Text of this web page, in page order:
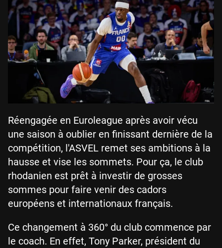
Réengagée en Euroleague après avoir vécu
une saison à oublier en finissant dernière de la
compétition, l'ASVEL remet ses ambitions à la
hausse et vise les sommets. Pour ça, le club
rhodanien est prêt à investir de grosses
sommes pour faire venir des cadors
européens et internationaux français.
Ce changement à 360° du club commence par
le coach. En effet, Tony Parker, président du